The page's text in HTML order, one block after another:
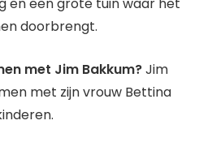
en een grote tuin waar het
doorbrengt.
met Jim Bakkum?Jim
met zijn vrouw Bettina